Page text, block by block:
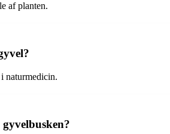
af planten.
naturmedicin.